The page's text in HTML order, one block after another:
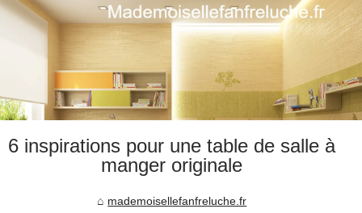
6 inspirations pour une table de salle à
manger originale
mademoisellefanfreluche.fr